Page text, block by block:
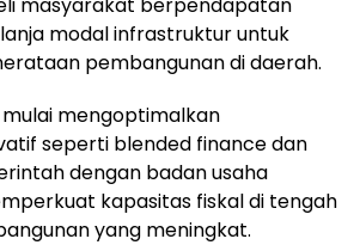
modal infrastruktur untuk
pembangunan di daerah.
mengoptimalkan
seperti blended finance dan
dengan badan usaha
kapasitas fiskal di tengah
yang meningkat.